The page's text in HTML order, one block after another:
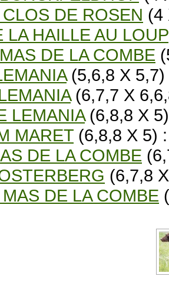
DE ROSEN (4
LA HAILLE AU LOUP
DE LA COMBE
(5,6,8 X 5,7)
(6,7,7 X
LEMANIA(6,8,8 X
MARET (6,8,8 X 5)
DE LA COMBE
(6,7,8
DE LA COMBE